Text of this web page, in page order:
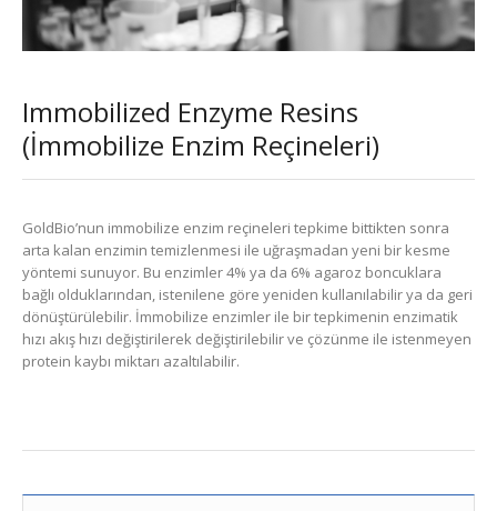
Immobilized Enzyme Resins
(İmmobilize Enzim Reçineleri)
GoldBio’nun immobilize enzim reçineleri tepkime bittikten sonra
arta kalan enzimin temizlenmesi ile uğraşmadan yeni bir kesme
yöntemi sunuyor. Bu enzimler 4% ya da 6% agaroz boncuklara
bağlı olduklarından, istenilene göre yeniden kullanılabilir ya da geri
dönüştürülebilir. İmmobilize enzimler ile bir tepkimenin enzimatik
hızı akış hızı değiştirilerek değiştirilebilir ve çözünme ile istenmeyen
protein kaybı miktarı azaltılabilir.